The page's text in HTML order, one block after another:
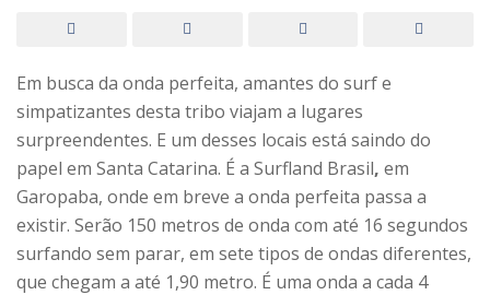
Em busca da onda perfeita, amantes do surf e
simpatizantes desta tribo viajam a lugares
surpreendentes. E um desses locais está saindo do
papel em Santa Catarina. É a Surfland Brasil, em
Garopaba, onde em breve a onda perfeita passa a
existir. Serão 150 metros de onda com até 16 segundos
surfando sem parar, em sete tipos de ondas diferentes,
que chegam a até 1,90 metro. É uma onda a cada 4